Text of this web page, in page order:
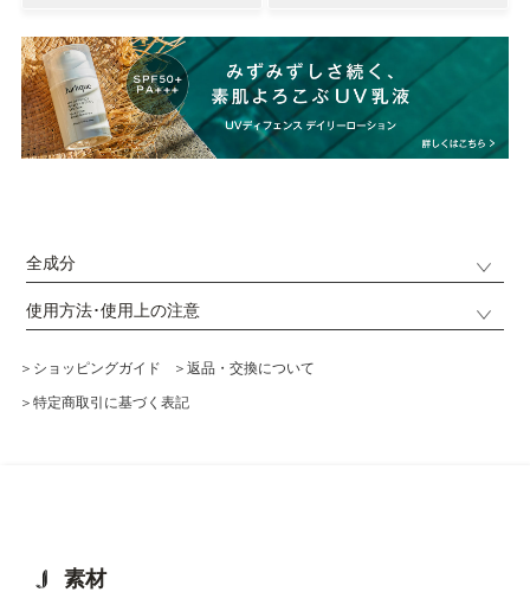
全成分
使用方法･使用上の注意
＞ショッピングガイド ＞返品・交換について
＞特定商取引に基づく表記
素材